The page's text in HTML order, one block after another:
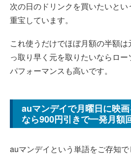
次の日のドリンクを買いたいと
重宝しています。
これ使うだけでほぼ月額の半額
っ取り早く元を取りたいならロ
パフォーマンスも高いです。
auマンデイで月曜日に映
なら900円引きで一発月額
auマンデイという単語をご存知で